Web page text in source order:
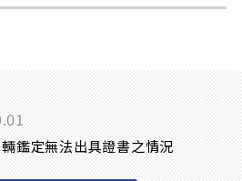
輛鑑定無法出具證書之情況